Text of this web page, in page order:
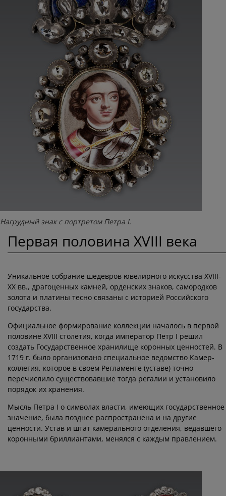
Нагрудный знак с портретом Петра I.
Первая половина XVIII века
Уникальное собрание шедевров ювелирного искусства XVIII-
XX вв., драгоценных камней, орденских знаков, самородков
золота и платины тесно связаны с историей Российского
государства.
Официальное формирование коллекции началось в первой
половине XVIII столетия, когда император Петр I решил
создать Государственное хранилище коронных ценностей. В
1719 г. было организовано специальное ведомство Камер-
коллегия, которое в своем Регламенте (уставе) точно
перечислило существовавшие тогда регалии и установило
порядок их хранения.
Мысль Петра I о символах власти, имеющих государственное
значение, была позднее распространена и на другие
ценности. Устав и штат камерального отделения, ведавшего
коронными бриллиантами, менялся с каждым правлением.